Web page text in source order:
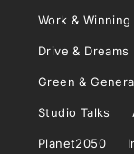
Work & Winning
Drive & Dreams
Green &
Studio Talks
Planet2050